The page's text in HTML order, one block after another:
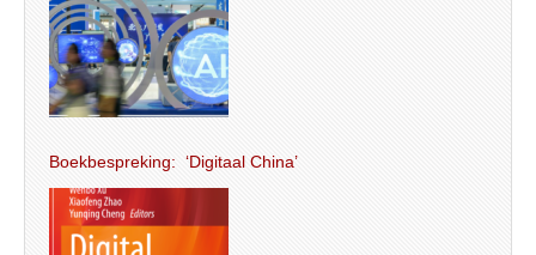
Boekbespreking: ‘Digitaal China’